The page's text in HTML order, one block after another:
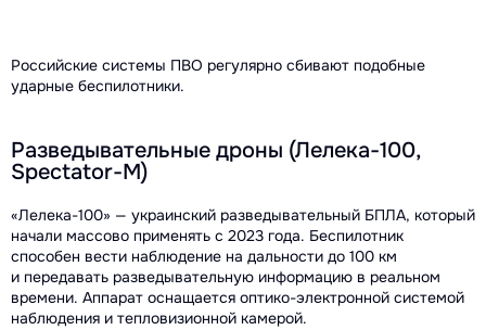
Российские системы ПВО регулярно сбивают подобные
ударные беспилотники.
Разведывательные дроны (Лелека-100,
Spectator-M)
«Лелека-100» — украинский разведывательный БПЛА, который
начали массово применять с 2023 года. Беспилотник
способен вести наблюдение на дальности до 100 км
и передавать разведывательную информацию в реальном
времени. Аппарат оснащается оптико-электронной системой
наблюдения и тепловизионной камерой.